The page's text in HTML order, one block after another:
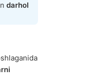
darhol